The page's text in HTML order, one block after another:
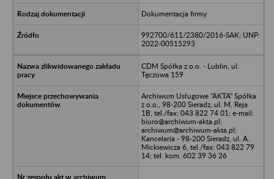
Dokumentacja firmy
992700/611/2380/2016-SAK; UNP:
2022-00515293
CDM Spółka z o.o. - Lublin, ul.
Tęczowa 159
Archiwum Usługowe "AKTA" Spółka
z o.o., 98-200 Sieradz, ul. M. Reja
1B, tel./fax: 043 822 74 01; e-mail:
biuro@archiwum-akta.pl;
archiwum@archiwum-akta.pl;
Kancelaria - 98-200 Sieradz, ul. A.
Mickiewicza 6, tel./fax: 043 822 79
14; tel. kom. 602 39 36 26